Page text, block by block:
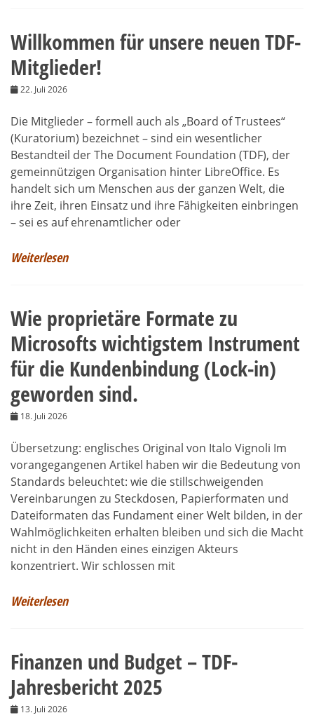
Willkommen für unsere neuen TDF-
Mitglieder!
22. Juli 2026
Die Mitglieder – formell auch als „Board of Trustees“
(Kuratorium) bezeichnet – sind ein wesentlicher
Bestandteil der The Document Foundation (TDF), der
gemeinnützigen Organisation hinter LibreOffice. Es
handelt sich um Menschen aus der ganzen Welt, die
ihre Zeit, ihren Einsatz und ihre Fähigkeiten einbringen
– sei es auf ehrenamtlicher oder
Weiterlesen
Wie proprietäre Formate zu
Microsofts wichtigstem Instrument
für die Kundenbindung (Lock-in)
geworden sind.
18. Juli 2026
Übersetzung: englisches Original von Italo Vignoli Im
vorangegangenen Artikel haben wir die Bedeutung von
Standards beleuchtet: wie die stillschweigenden
Vereinbarungen zu Steckdosen, Papierformaten und
Dateiformaten das Fundament einer Welt bilden, in der
Wahlmöglichkeiten erhalten bleiben und sich die Macht
nicht in den Händen eines einzigen Akteurs
konzentriert. Wir schlossen mit
Weiterlesen
Finanzen und Budget – TDF-
Jahresbericht 2025
13. Juli 2026